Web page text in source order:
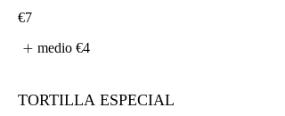
€7
medio €4
TORTILLA ESPECIAL